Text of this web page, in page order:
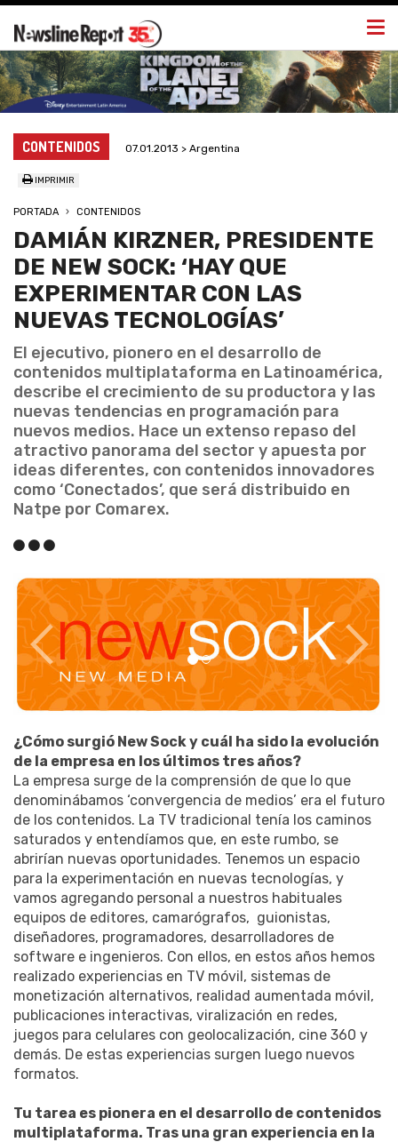
CONTENIDOS 07.01.2013 > Argentina
IMPRIMIR
PORTADA CONTENIDOS
DAMIÁN KIRZNER, PRESIDENTE
DE NEW SOCK: ‘HAY QUE
EXPERIMENTAR CON LAS
NUEVAS TECNOLOGÍAS’
El ejecutivo, pionero en el desarrollo de
contenidos multiplataforma en Latinoamérica,
describe el crecimiento de su productora y las
nuevas tendencias en programación para
nuevos medios. Hace un extenso repaso del
atractivo panorama del sector y apuesta por
ideas diferentes, con contenidos innovadores
como ‘Conectados’, que será distribuido en
Natpe por Comarex.
¿Cómo surgió New Sock y cuál ha sido la evolución
de la empresa en los últimos tres años?
La empresa surge de la comprensión de que lo que
denominábamos ‘convergencia de medios’ era el futuro
de los contenidos. La TV tradicional tenía los caminos
saturados y entendíamos que, en este rumbo, se
abrirían nuevas oportunidades. Tenemos un espacio
para la experimentación en nuevas tecnologías, y
vamos agregando personal a nuestros habituales
equipos de editores, camarógrafos, guionistas,
diseñadores, programadores, desarrolladores de
software e ingenieros. Con ellos, en estos años hemos
realizado experiencias en TV móvil, sistemas de
monetización alternativos, realidad aumentada móvil,
publicaciones interactivas, viralización en redes,
juegos para celulares con geolocalización, cine 360 y
demás. De estas experiencias surgen luego nuevos
formatos.
Tu tarea es pionera en el desarrollo de contenidos
multiplataforma. Tras una gran experiencia en la